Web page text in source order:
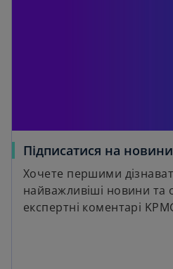
Підписатися на
Хочете першими
найважливіші новини та
експертні коментарі